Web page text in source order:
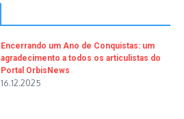
Encerrando um Ano de Conquistas: um
agradecimento a todos os articulistas do
Portal OrbisNews
16.12.2025